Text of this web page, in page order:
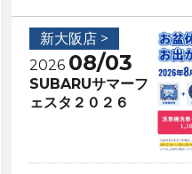
新大阪店 >
2026 08/03
SUBARUサマーフ
ェスタ２０２６